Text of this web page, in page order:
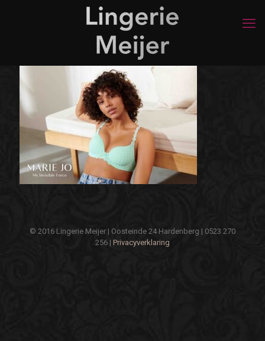
© 2016 Lingerie Meijer | Oosteinde 24 Hardenberg | 0523 270
256 | Privacyverklaring